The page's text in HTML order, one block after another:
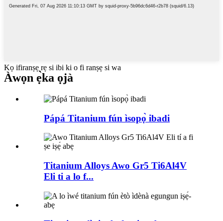
Kọ ifiranṣẹ rẹ si ibi ki o fi ranṣẹ si wa
Àwọn ẹ̀ka ọjà
Pápá Titanium fún ìsopọ̀ ibadi
Titanium Alloys Awo Gr5 Ti6Al4V
Eli ti a lo f...